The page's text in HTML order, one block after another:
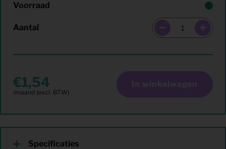
Voorraad
Aantal
1,54 In winkelwagen
Specificaties